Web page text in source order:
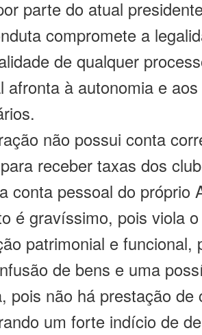
parte do atual
compromete a
de qualquer
afronta à autonomia e
não possui conta
receber taxas dos
conta pessoal do próprio
é gravíssimo, pois viola
patrimonial e funcional,
de bens e uma
pois não há prestação de
um forte indício de